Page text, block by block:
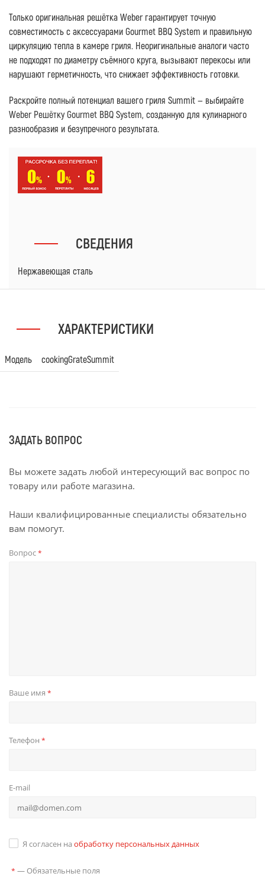
Только оригинальная решётка Weber гарантирует точную
совместимость с аксессуарами Gourmet BBQ System и правильную
циркуляцию тепла в камере гриля. Неоригинальные аналоги часто
не подходят по диаметру съёмного круга, вызывают перекосы или
нарушают герметичность, что снижает эффективность готовки.
Раскройте полный потенциал вашего гриля Summit — выбирайте
Weber Решётку Gourmet BBQ System, созданную для кулинарного
разнообразия и безупречного результата.
СВЕДЕНИЯ
Нержавеющая сталь
ХАРАКТЕРИСТИКИ
Модель cookingGrateSummit
ЗАДАТЬ ВОПРОС
Вы можете задать любой интересующий вас вопрос по
товару или работе магазина.
Наши квалифицированные специалисты обязательно
вам помогут.
Вопрос*
Ваше имя *
Телефон *
E-mail
Я согласен на обработку персональных данных
* — Обязательные поля